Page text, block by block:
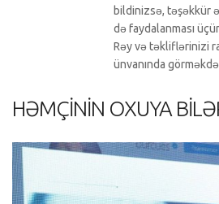
bildinizsə, təşəkkür
də faydalanması
Rəy və təkliflərinizi
ünvanında
HƏMÇININ OXUYA